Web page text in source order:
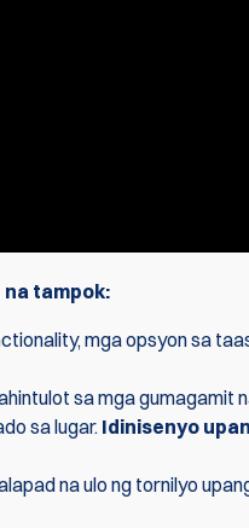
na tampok:
mga opsyon sa
sa mga gumagamit
sa lugar. Idinisenyo
na ulo ng tornilyo